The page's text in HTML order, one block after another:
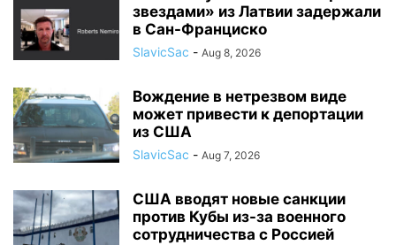
звездами» из Латвии задержали
в Сан-Франциско
SlavicSac - Aug 8, 2026
Вождение в нетрезвом виде
может привести к депортации
из США
SlavicSac - Aug 7, 2026
США вводят новые санкции
против Кубы из-за военного
сотрудничества с Россией